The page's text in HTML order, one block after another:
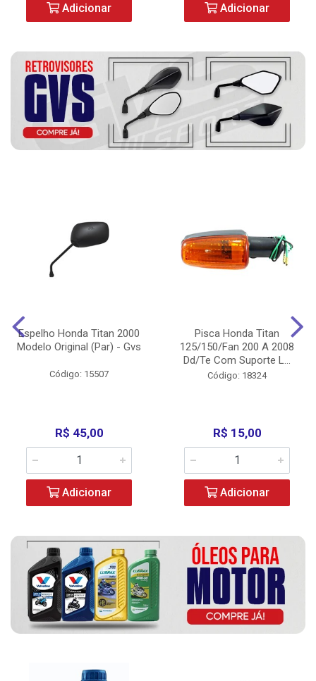
Adicionar Adicionar
Espelho Honda Titan 2000
Modelo Original (Par) - Gvs
Código: 15507
R$ 45,00
Adicionar
Pisca Honda Titan
125/150/Fan 200 A 2008
Dd/Te Com Suporte L...
Código: 18324
R$ 15,00
Adicionar